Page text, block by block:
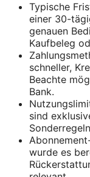
Typische
einer 30-
genauen
Kaufbeleg
schneller,
Beachte
Bank.
sind
wurde es